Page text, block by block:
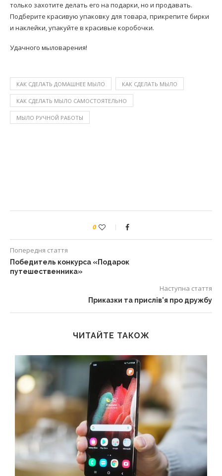
только захотите делать его на подарки, но и продавать.
Подберите красивую упаковку для товара, прикрепите бирки
и наклейки, упакуйте в красивые коробочки.
Удачного мыловарения!
КАК СДЕЛАТЬ ДОМАШНЕЕ МЫЛО КАК СДЕЛАТЬ МЫЛО
КАК СДЕЛАТЬ МЫЛО САМОСТОЯТЕЛЬНО
МЫЛО РУЧНОЙ РАБОТЫ
0
Попередня стаття
Победитель конкурса «Подарок
путешественника»
Наступна стаття
Приказки та прислів’я про дружбу
ЧИТАЙТЕ ТАКОЖ